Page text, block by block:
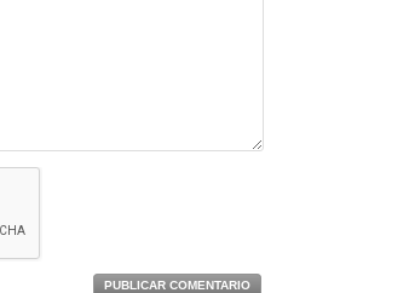
PUBLICAR COMENTARIO